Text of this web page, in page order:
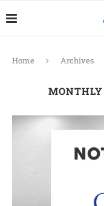
Home Archives